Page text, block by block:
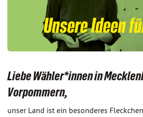
Liebe Wähler*innen in
Vorpommern,
unser Land ist ein besonderes Fleckchen